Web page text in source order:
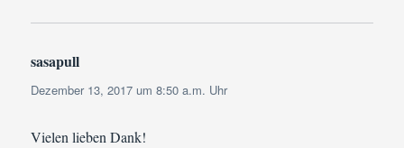
sasapull
Dezember 13, 2017 um 8:50 a.m. Uhr
Vielen lieben Dank!